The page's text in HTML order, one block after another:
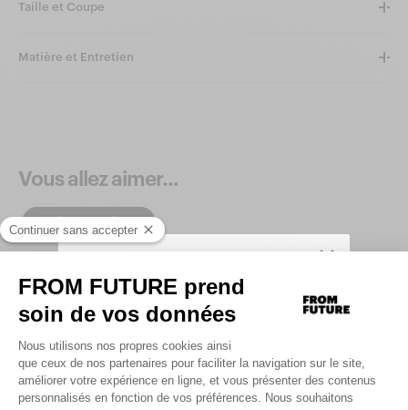
Taille et Coupe
Matière et Entretien
Vous allez aimer...
Produits similaires
SIGN UP TO UNLOCK YOUR PERSONAL
CODE ANDGET 10% OFF YOUR FIRST
Saisir votre adresse e-mail